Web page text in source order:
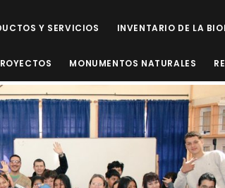
Y SERVICIOS INVENTARIO DE LA
MONUMENTOS NATURALES